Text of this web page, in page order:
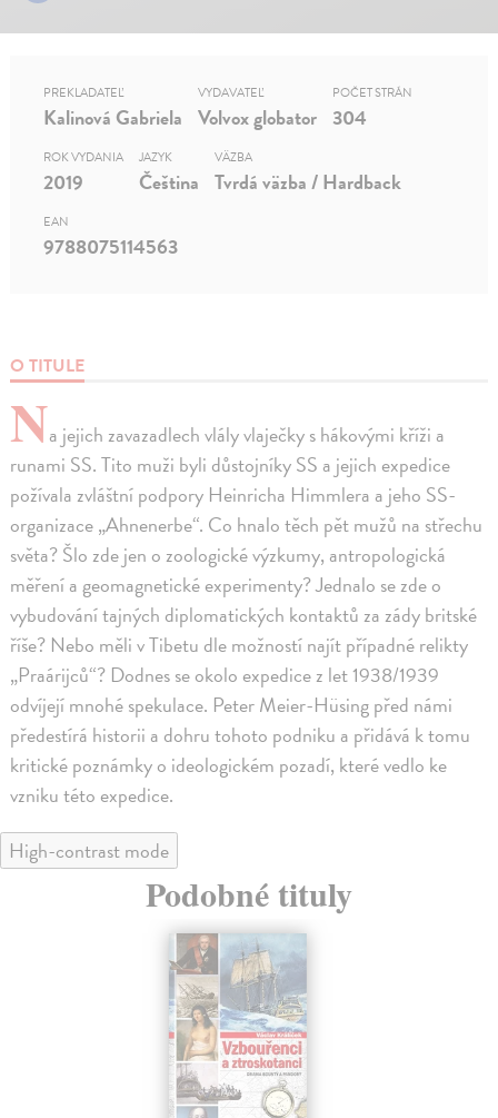
O TITULE
Na jejich zavazadlech vlály vlaječky s hákovými kříži a
runami SS. Tito muži byli důstojníky SS a jejich expedice
požívala zvláštní podpory Heinricha Himmlera a jeho SS-
organizace „Ahnenerbe“. Co hnalo těch pět mužů na střechu
světa? Šlo zde jen o zoologické výzkumy, antropologická
měření a geomagnetické experimenty? Jednalo se zde o
vybudování tajných diplomatických kontaktů za zády britské
říše? Nebo měli v Tibetu dle možností najít případné relikty
„Praárijců“? Dodnes se okolo expedice z let 1938/1939
odvíjejí mnohé spekulace. Peter Meier-Hüsing před námi
předestírá historii a dohru tohoto podniku a přidává k tomu
kritické poznámky o ideologickém pozadí, které vedlo ke
vzniku této expedice.
PREKLADATEĽ
Kalinová Gabriela
VYDAVATEĽ
Volvox globator
POČET STRÁN
304
ROK VYDANIA
2019
JAZYK
Čeština
VÄZBA
Tvrdá väzba / Hardback
EAN
9788075114563
High-contrast mode
Podobné tituly